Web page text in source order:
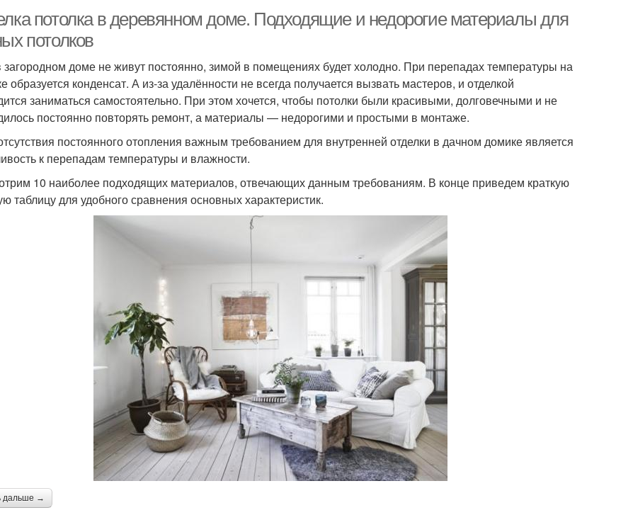
потолка в деревянном доме. Подходящие и недорогие материалы для
потолков
загородном доме не живут постоянно, зимой в помещениях будет холодно. При перепадах температуры на
образуется конденсат. А из-за удалённости не всегда получается вызвать мастеров, и отделкой
заниматься самостоятельно. При этом хочется, чтобы потолки были красивыми, долговечными и не
постоянно повторять ремонт, а материалы — недорогими и простыми в монтаже.
постоянного отопления важным требованием для внутренней отделки в дачном домике является
к перепадам температуры и влажности.
10 наиболее подходящих материалов, отвечающих данным требованиям. В конце приведем краткую
таблицу для удобного сравнения основных характеристик.
дальше →